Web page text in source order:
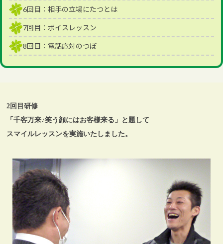
6回目：相手の立場にたつとは
7回目：ボイスレッスン
8回目：電話応対のつぼ
2回目研修
「千客万来♪笑う顔にはお客様来る」と題して
スマイルレッスンを実施いたしました。